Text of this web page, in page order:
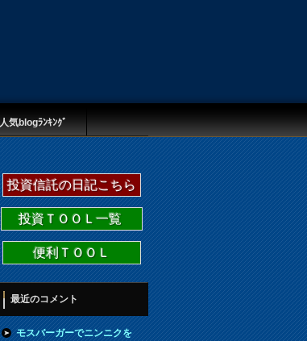
人気blogﾗﾝｷﾝｸﾞ
投資信託の日記こちら
投資ＴＯＯＬ一覧
便利ＴＯＯＬ
最近のコメント
モスバーガーでニンニクを